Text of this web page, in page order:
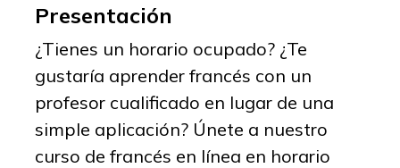
Presentación
¿Tienes un horario ocupado? ¿Te
gustaría aprender francés con un
profesor cualificado en lugar de una
simple aplicación? Únete a nuestro
curso de francés en línea en horario